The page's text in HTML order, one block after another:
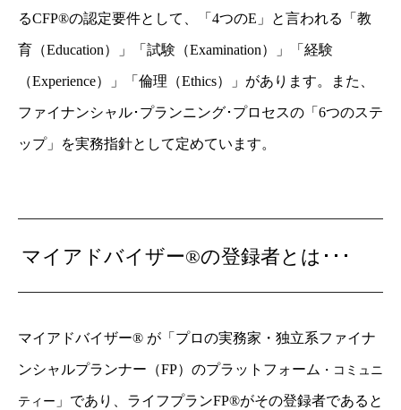
るCFP®の認定要件として、「4つのE」と言われる「教
育（Education）」「試験（Examination）」「経験
（Experience）」「倫理（Ethics）」があります。また、
ファイナンシャル･プランニング･プロセスの「6つのステ
ップ」を実務指針として定めています。
マイアドバイザー®の登録者とは･･･
マイアドバイザー® が「プロの実務家・独立系ファイナ
ンシャルプランナー（FP）のプラットフォーム ・コミュニ
ティー 」であり、 ライフプランFP®がその登録者であると